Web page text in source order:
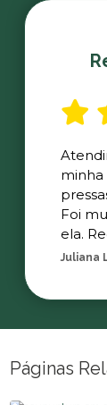
minha
Foi
ela.
Juliana
Páginas